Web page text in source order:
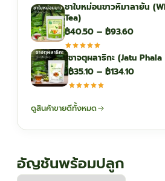
฿44.10
฿116.10
ชาใบหม่อนขาวหิมาลายัน
Tea)
฿40.50 – ฿93.60Price
฿40.50
through
ชาจตุผลาธิกะ (Jatu
฿35.10 – ฿134.10Price
ดูสินค้าขายดีทั้งหมด
อัญชันพร้อมปลูก